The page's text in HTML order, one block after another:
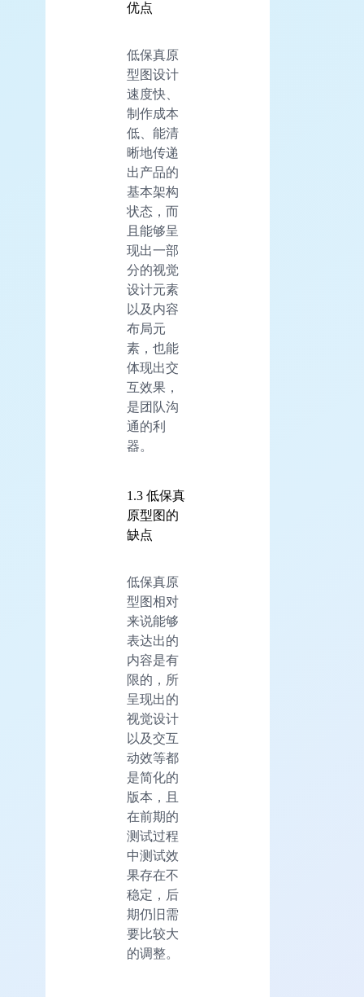
优点
低保真原
型图设计
速度快、
制作成本
低、能清
晰地传递
出产品的
基本架构
状态，而
且能够呈
现出一部
分的视觉
设计元素
以及内容
布局元
素，也能
体现出交
互效果，
是团队沟
通的利
器。
1.3 低保真
原型图的
缺点
低保真原
型图相对
来说能够
表达出的
内容是有
限的，所
呈现出的
视觉设计
以及交互
动效等都
是简化的
版本，且
在前期的
测试过程
中测试效
果存在不
稳定，后
期仍旧需
要比较大
的调整。